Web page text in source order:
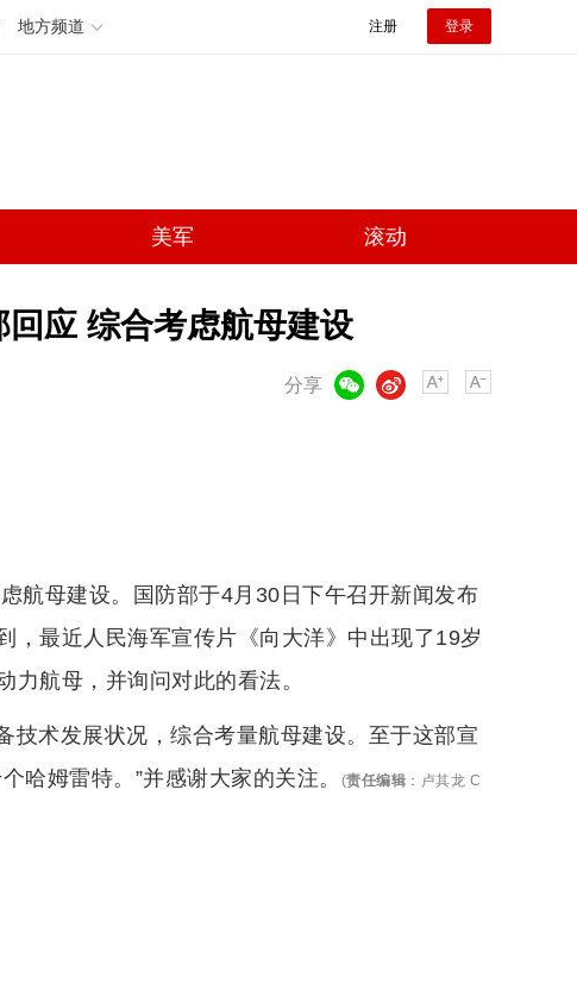
地方频道 注册 登录
美军 滚动
应 综合考虑航母建设
分享
微博
航母建设。国防部于4月30日下午召开新闻发布
，最近人民海军宣传片《向大洋》中出现了19岁
航母，并询问对此的看法。
技术发展状况，综合考量航母建设。至于这部宣
哈姆雷特。”并感谢大家的关注。
(责任编辑 ： 卢其龙 C